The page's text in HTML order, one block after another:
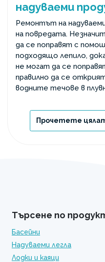
надуваеми
Ремонтът на
на повредата.
да се поправят с
подходящо лепило,
не могат да се
правилно да се
водните течове в
подходящо лепило или
Прочетете
Търсене по
Басейни
Надуваеми легла
Лодки и каяци